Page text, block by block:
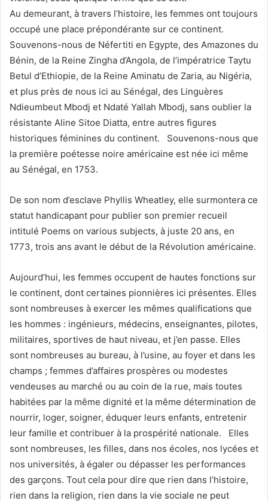
Au demeurant, à travers l’histoire, les femmes ont toujours
occupé une place prépondérante sur ce continent.
Souvenons-nous de Néfertiti en Egypte, des Amazones du
Bénin, de la Reine Zingha d’Angola, de l’impératrice Taytu
Betul d’Ethiopie, de la Reine Aminatu de Zaria, au Nigéria,
et plus près de nous ici au Sénégal, des Linguères
Ndieumbeut Mbodj et Ndaté Yallah Mbodj, sans oublier la
résistante Aline Sitoe Diatta, entre autres figures
historiques féminines du continent. Souvenons-nous que
la première poétesse noire américaine est née ici même
au Sénégal, en 1753.
De son nom d’esclave Phyllis Wheatley, elle surmontera ce
statut handicapant pour publier son premier recueil
intitulé Poems on various subjects, à juste 20 ans, en
1773, trois ans avant le début de la Révolution américaine.
Aujourd’hui, les femmes occupent de hautes fonctions sur
le continent, dont certaines pionnières ici présentes. Elles
sont nombreuses à exercer les mêmes qualifications que
les hommes : ingénieurs, médecins, enseignantes, pilotes,
militaires, sportives de haut niveau, et j’en passe. Elles
sont nombreuses au bureau, à l’usine, au foyer et dans les
champs ; femmes d’affaires prospères ou modestes
vendeuses au marché ou au coin de la rue, mais toutes
habitées par la même dignité et la même détermination de
nourrir, loger, soigner, éduquer leurs enfants, entretenir
leur famille et contribuer à la prospérité nationale. Elles
sont nombreuses, les filles, dans nos écoles, nos lycées et
nos universités, à égaler ou dépasser les performances
des garçons. Tout cela pour dire que rien dans l’histoire,
rien dans la religion, rien dans la vie sociale ne peut